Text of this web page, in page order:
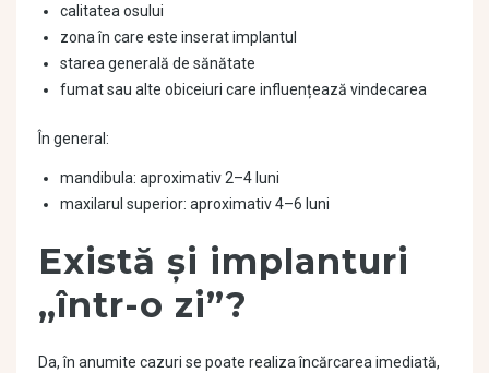
calitatea osului
zona în care este inserat implantul
starea generală de sănătate
fumat sau alte obiceiuri care influențează vindecarea
În general:
mandibula: aproximativ 2–4 luni
maxilarul superior: aproximativ 4–6 luni
Există și implanturi
„într-o zi”?
Da, în anumite cazuri se poate realiza încărcarea imediată,